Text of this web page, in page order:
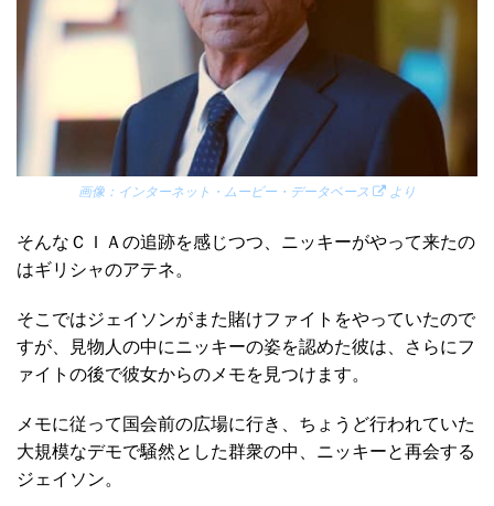
画像： インターネット・ムービー・データベース より
そんなＣＩＡの追跡を感じつつ、ニッキーがやって来たの
はギリシャのアテネ。
そこではジェイソンがまた賭けファイトをやっていたので
すが、見物人の中にニッキーの姿を認めた彼は、さらにフ
ァイトの後で彼女からのメモを見つけます。
メモに従って国会前の広場に行き、ちょうど行われていた
大規模なデモで騒然とした群衆の中、ニッキーと再会する
ジェイソン。